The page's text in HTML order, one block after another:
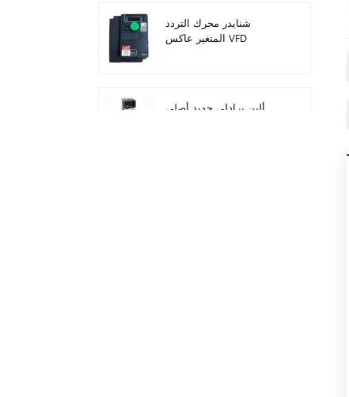
شنايدر محرك التردد
المتغير عاكس VFD
ألين برادلي جديد أصلي